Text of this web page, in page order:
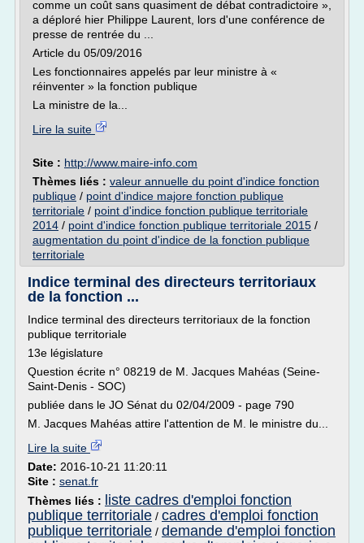
comme un coût sans quasiment de débat contradictoire »,
a déploré hier Philippe Laurent, lors d'une conférence de
presse de rentrée du ...
Article du 05/09/2016
Les fonctionnaires appelés par leur ministre à «
réinventer » la fonction publique
La ministre de la...
Lire la suite
Site : http://www.maire-info.com
Thèmes liés : valeur annuelle du point d'indice fonction
publique / point d'indice majore fonction publique
territoriale / point d'indice fonction publique territoriale
2014 / point d'indice fonction publique territoriale 2015 /
augmentation du point d'indice de la fonction publique
territoriale
Indice terminal des directeurs territoriaux
de la fonction ...
Indice terminal des directeurs territoriaux de la fonction
publique territoriale
13e législature
Question écrite n° 08219 de M. Jacques Mahéas (Seine-
Saint-Denis - SOC)
publiée dans le JO Sénat du 02/04/2009 - page 790
M. Jacques Mahéas attire l'attention de M. le ministre du...
Lire la suite
Date: 2016-10-21 11:20:11
Site : senat.fr
Thèmes liés :
liste cadres d'emploi fonction
publique territoriale / cadres d'emploi fonction
publique territoriale / demande d'emploi fonction